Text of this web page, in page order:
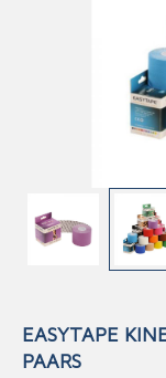
EASYTAPE
PAARS